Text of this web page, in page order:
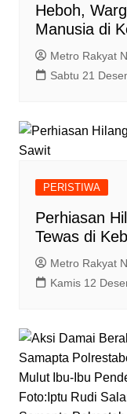
Heboh,
Manusia di
Metro Rakyat
Sabtu 21
PERISTIWA
Perhiasan
Tewas di
Metro Rakyat
Kamis 12
Foto:Iptu Rudi